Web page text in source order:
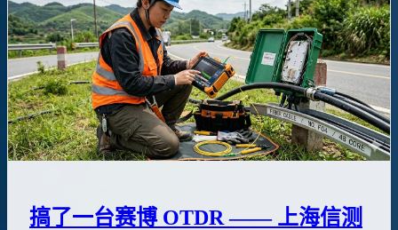
搞了一台赛博 OTDR —— 上海信测